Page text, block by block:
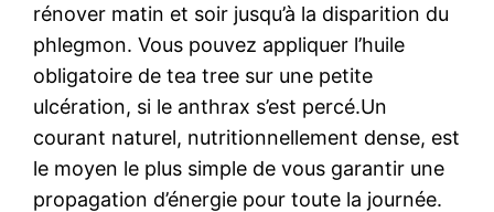
rénover matin et soir jusqu’à la disparition du
phlegmon. Vous pouvez appliquer l’huile
obligatoire de tea tree sur une petite
ulcération, si le anthrax s’est percé.Un
courant naturel, nutritionnellement dense, est
le moyen le plus simple de vous garantir une
propagation d’énergie pour toute la journée.